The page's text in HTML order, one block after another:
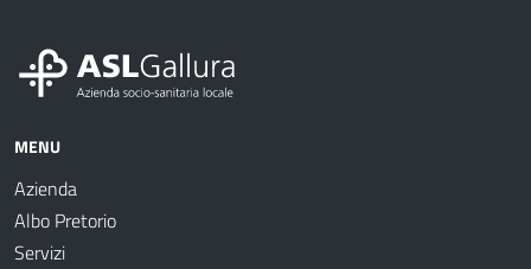
MENU
Azienda
Albo Pretorio
Servizi